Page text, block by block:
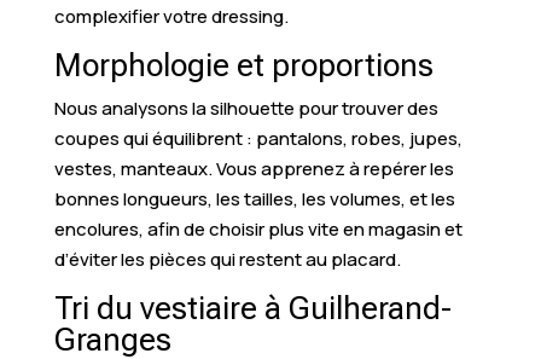
complexifier votre dressing.
Morphologie et proportions
Nous analysons la silhouette pour trouver des
coupes qui équilibrent : pantalons, robes, jupes,
vestes, manteaux. Vous apprenez à repérer les
bonnes longueurs, les tailles, les volumes, et les
encolures, afin de choisir plus vite en magasin et
d’éviter les pièces qui restent au placard.
Tri du vestiaire à Guilherand-
Granges